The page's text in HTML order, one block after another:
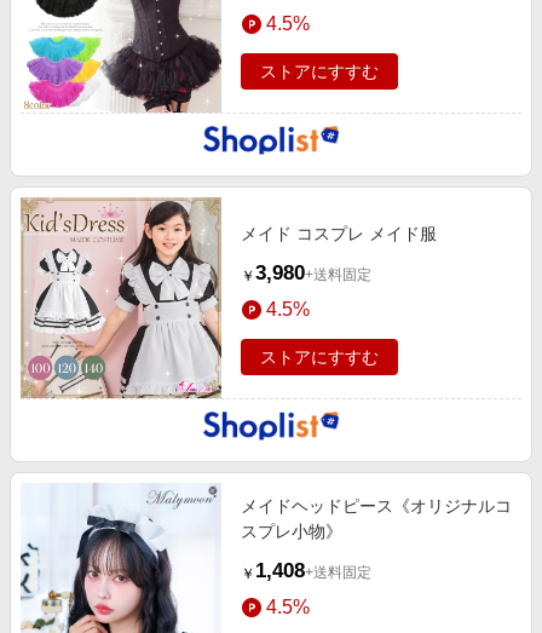
4.5%
ストアにすすむ
メイド コスプレ メイド服
￥ 3,980+送料固定
4.5%
ストアにすすむ
メイドヘッドピース《オリジナルコ
スプレ小物》
￥ 1,408+送料固定
4.5%